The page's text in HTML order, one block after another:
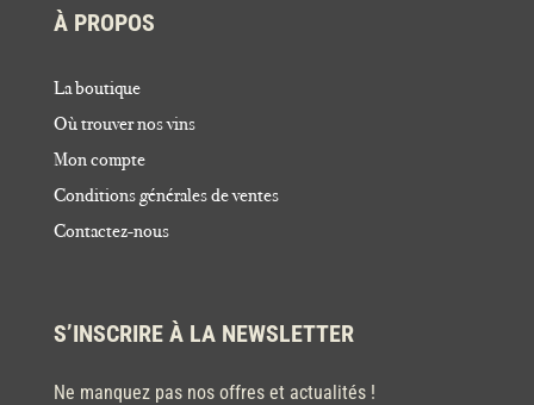
À PROPOS
La boutique
Où trouver nos vins
Mon compte
Conditions générales de ventes
Contactez-nous
S’INSCRIRE À LA NEWSLETTER
Ne manquez pas nos offres et actualités !